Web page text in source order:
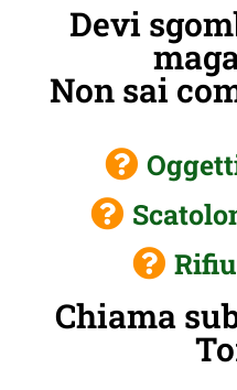
Devi
Non sai
Chiama